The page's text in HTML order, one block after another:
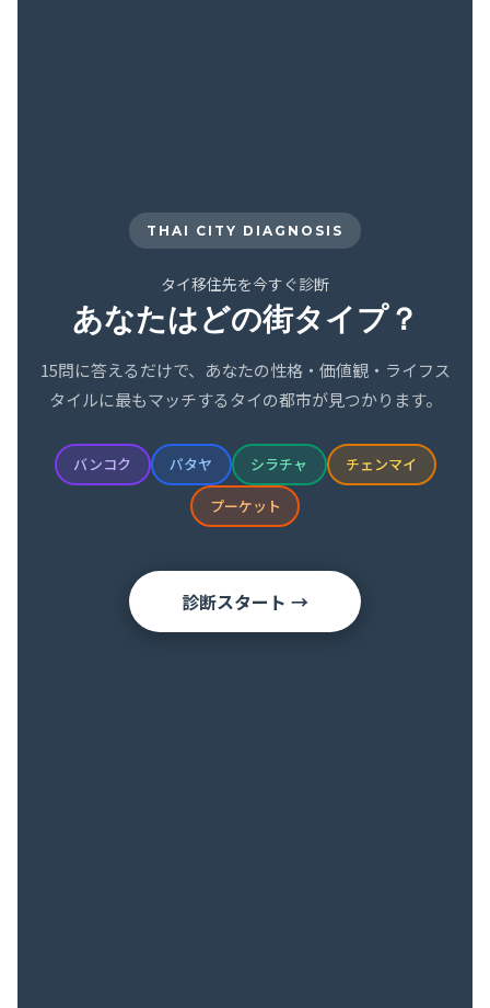
THAI CITY DIAGNOSIS
タイ移住先を今すぐ診断
あなたはどの街タイプ？
15問に答えるだけで、あなたの性格・価値観・ライフス
タイルに最もマッチするタイの都市が見つかります。
バンコク パタヤ シラチャ
チェンマイ
プーケット
診断スタート →